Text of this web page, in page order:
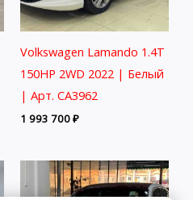
Volkswagen Lamando 1.4T
150HP 2WD 2022 | Белый
| Арт. CA3962
1 993 700₽